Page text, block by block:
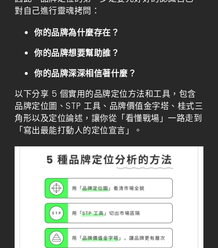
對自己進行靈魂拷問：
你的品牌為什麼存在？
你的品牌想要幫助誰？
你的品牌深深相信著什麼？
以下分享 5 個實用的品牌定位方法和工具，包含
品牌定位圖、STP 工具、品牌價值金字塔、桂式三
角形以及定位論述，讓你從「看懂戰場」一路走到
「寫出最能打動人的定位宣言」。